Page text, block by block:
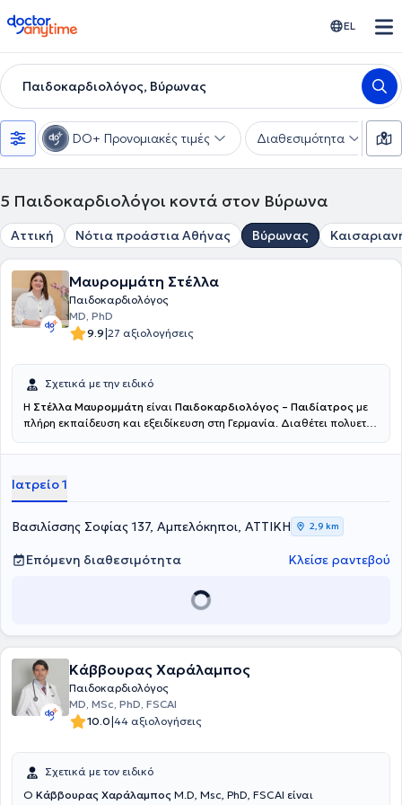
doctoranytime EL
Παιδοκαρδιολόγος, Βύρωνας
DO+ Προνομιακές τιμές Διαθεσιμότητα
5 Παιδοκαρδιολόγοι κοντά στον Βύρωνα
Αττική Νότια προάστια Αθήνας Βύρωνας
Μαυρομμάτη Στέλλα
Παιδοκαρδιολόγος
MD, PhD
9.9|27 αξιολογήσεις
Σχετικά με την ειδικό
Η Στέλλα Μαυρομμάτη είναι Παιδοκαρδιολόγος – Παιδίατρος με
πλήρη εκπαίδευση και εξειδίκευση στη Γερμανία. Διαθέτει πολυετή
διάγνωση, παρακολούθηση και αντιμετώπιση συγγενών και
και τη γενική παιδιατρική φροντίδα. Έχει εμπειρία στη διαγνωστική
υπερηχογραφία και στη φροντίδα παιδιών με αυξημένες ανάγκες
παρακολούθησης. Παρείχε παιδοκαρδιολογική αξιολόγηση και
παρακολούθηση υψηλού επιπέδου αθλητών στο πλαίσιο του
Ολυμπιακού Κέντρου Προετοιμασίας του Έσσεν, διασφαλίζοντας
την ασφαλή συμμετοχή τους στον αθλητισμό. Σήμερα εργάζεται στο
εξατομικευμένη ιατρική φροντίδα, με έμφαση στην ασφάλεια του
Ιατρείο 1
Βασιλίσσης Σοφίας 137, Αμπελόκηποι, ΑΤΤΙΚΗ 2,9 km
Επόμενη διαθεσιμότητα Κλείσε ραντεβού
Κάββουρας Χαράλαμπος
Παιδοκαρδιολόγος
MD, MSc, PhD, FSCAI
10.0|44 αξιολογήσεις
Σχετικά με τον ειδικό
Ο Κάββουρας Χαράλαμπος M.D, Msc, PhD, FSCAI είναι